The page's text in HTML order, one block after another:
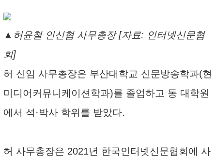
▲허윤철 인신협 사무총장 [자료: 인터넷신문협
회]
허 신임 사무총장은 부산대학교 신문방송학과(현
미디어커뮤니케이션학과)를 졸업하고 동 대학원
에서 석·박사 학위를 받았다.
허 사무총장은 2021년 한국인터넷신문협회에 사